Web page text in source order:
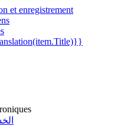
et enregistrement